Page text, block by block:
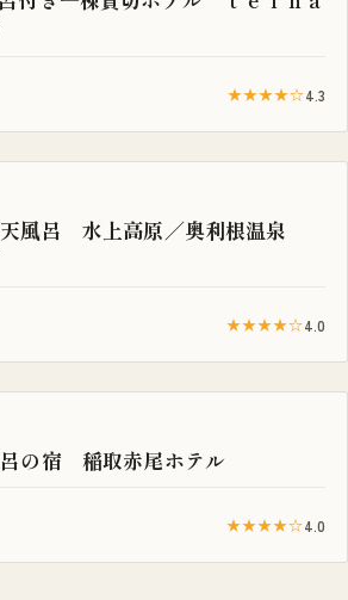
★★★★☆4.3
天風呂 水上高原／奥利根温泉
★★★★☆4.0
の宿 稲取赤尾ホテル
★★★★☆4.0